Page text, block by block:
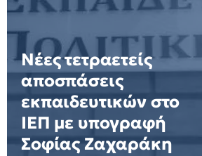
Νέες τετραετείς
αποσπάσεις
εκπαιδευτικών στο
ΙΕΠ με υπογραφή
Σοφίας Ζαχαράκη